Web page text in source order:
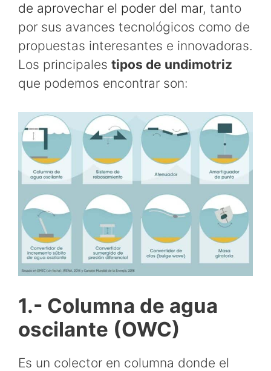
de aprovechar el poder del mar, tanto
por sus avances tecnológicos como de
propuestas interesantes e innovadoras.
Los principales tipos de undimotriz
que podemos encontrar son:
1.- Columna de agua
oscilante (OWC)
Es un colector en columna donde el